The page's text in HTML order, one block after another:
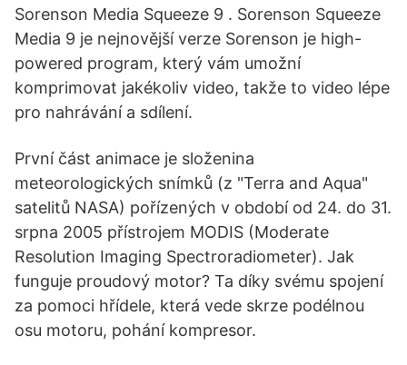
Sorenson Media Squeeze 9 . Sorenson Squeeze
Media 9 je nejnovější verze Sorenson je high-
powered program, který vám umožní
komprimovat jakékoliv video, takže to video lépe
pro nahrávání a sdílení.
První část animace je složenina
meteorologických snímků (z "Terra and Aqua"
satelitů NASA) pořízených v období od 24. do 31.
srpna 2005 přístrojem MODIS (Moderate
Resolution Imaging Spectroradiometer). Jak
funguje proudový motor? Ta díky svému spojení
za pomoci hřídele, která vede skrze podélnou
osu motoru, pohání kompresor.